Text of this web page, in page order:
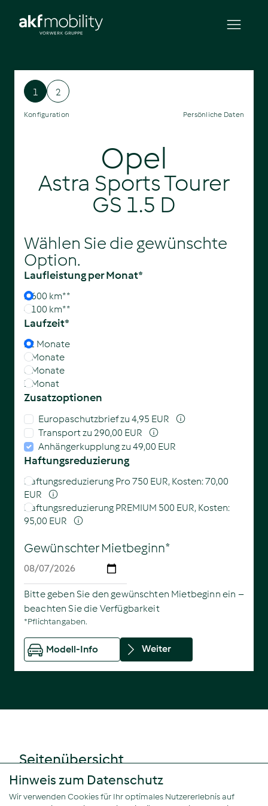
Hinweis zum Datenschutz
Wir verwenden Cookies für Ihr optimales Nutzererlebnis auf
Opel
Astra Sports Tourer
GS 1.5 D
1 2
Konfiguration Persönliche Daten
Wählen Sie die gewünschte
Option.
Laufleistungper Monat*
2.600 km**
4.100 km**
Laufzeit*
12 Monate
9 Monate
6 Monate
1 Monat
Zusatzoptionen
Europaschutzbriefzu 4,95 EUR
Transportzu 290,00 EUR
Anhängerkupplungzu 49,00 EUR
Haftungsreduzierung
Haftungsreduzierung Pro 750 EUR, Kosten: 70,00
EUR
Haftungsreduzierung PREMIUM 500 EUR, Kosten:
95,00 EUR
Gewünschter Mietbeginn*
Bitte geben Sie den gewünschten Mietbeginn ein –
beachten Sie die Verfügbarkeit
*Pflichtangaben.
Modell-Info Weiter
Seitenübersicht
Fahrzeuge
Leistungen
Services